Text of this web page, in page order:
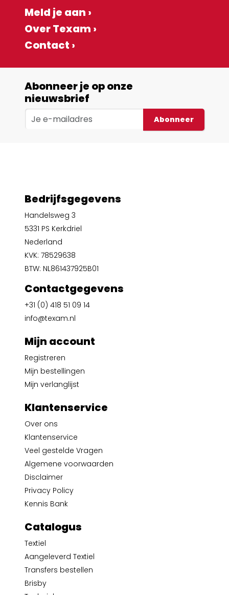
Meld je aan ›
Over Texam ›
Contact ›
Abonneer je op onze
nieuwsbrief
Abonneer
Bedrijfsgegevens
Handelsweg 3
5331 PS Kerkdriel
Nederland
KVK: 78529638
BTW: NL861437925B01
Contactgegevens
+31 (0) 418 51 09 14
info@texam.nl
Mijn account
Registreren
Mijn bestellingen
Mijn verlanglijst
Klantenservice
Over ons
Klantenservice
Veel gestelde Vragen
Algemene voorwaarden
Disclaimer
Privacy Policy
Kennis Bank
Catalogus
Textiel
Aangeleverd Textiel
Transfers bestellen
Brisby